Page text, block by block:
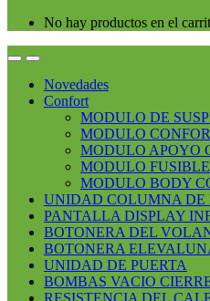
No hay productos en el
OpenClose
Novedades
Confort
MODULO DE
MODULO
MODULO APOYO
MODULO
MODULO BODY
UNIDAD COLUMNA DE
PANTALLA DISPLAY
BOTONERA DEL
BOTONERA
UNIDAD DE PUERTA
BOMBAS VACIO
RESISTENCIA DEL